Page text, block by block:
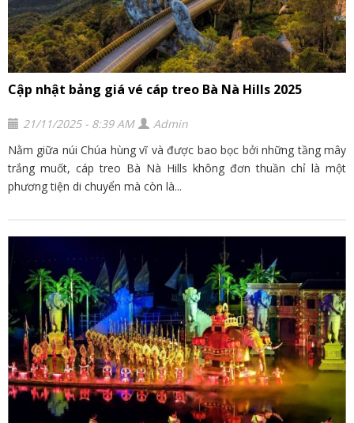
Cập nhật bảng giá vé cáp treo Bà Nà Hills 2025
21/11/2025 - 8:39 AM
Admin
Nằm giữa núi Chúa hùng vĩ và được bao bọc bởi những tầng mây
trắng muốt, cáp treo Bà Nà Hills không đơn thuần chỉ là một
phương tiện di chuyển mà còn là...